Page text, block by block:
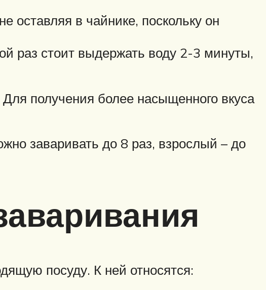
оставляя в чайнике, поскольку он
раз стоит выдержать воду 2-3 минуты,
получения более насыщенного вкуса
заваривать до 8 раз, взрослый – до
посуду. К ней относятся: